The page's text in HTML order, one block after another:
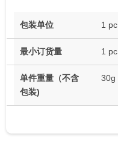
包装单位 1 pc
最小订货量 1 pc
单件重量（不含
包装)
30g